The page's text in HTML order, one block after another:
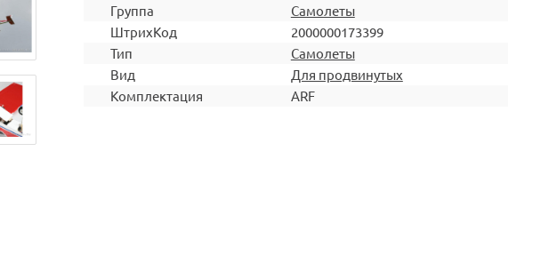
Группа
Самолеты
ШтрихКод
2000000173399
Тип
Самолеты
Вид
Для продвинутых
Комплектация
ARF